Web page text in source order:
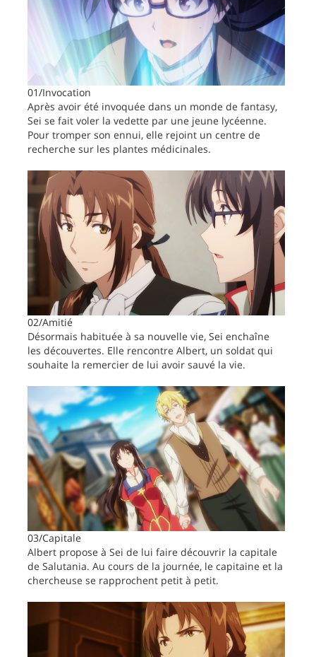
01/Invocation
Après avoir été invoquée dans un monde de fantasy,
Sei se fait voler la vedette par une jeune lycéenne.
Pour tromper son ennui, elle rejoint un centre de
recherche sur les plantes médicinales.
02/Amitié
Désormais habituée à sa nouvelle vie, Sei enchaîne
les découvertes. Elle rencontre Albert, un soldat qui
souhaite la remercier de lui avoir sauvé la vie.
03/Capitale
Albert propose à Sei de lui faire découvrir la capitale
de Salutania. Au cours de la journée, le capitaine et la
chercheuse se rapprochent petit à petit.